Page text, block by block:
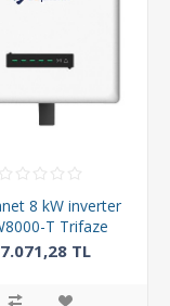
8 kW inverter
T Trifaze
İnverter
TL